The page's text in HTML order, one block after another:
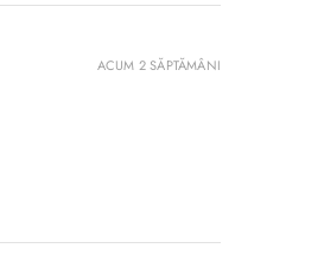
ACUM 2 SĂPTĂMÂNI